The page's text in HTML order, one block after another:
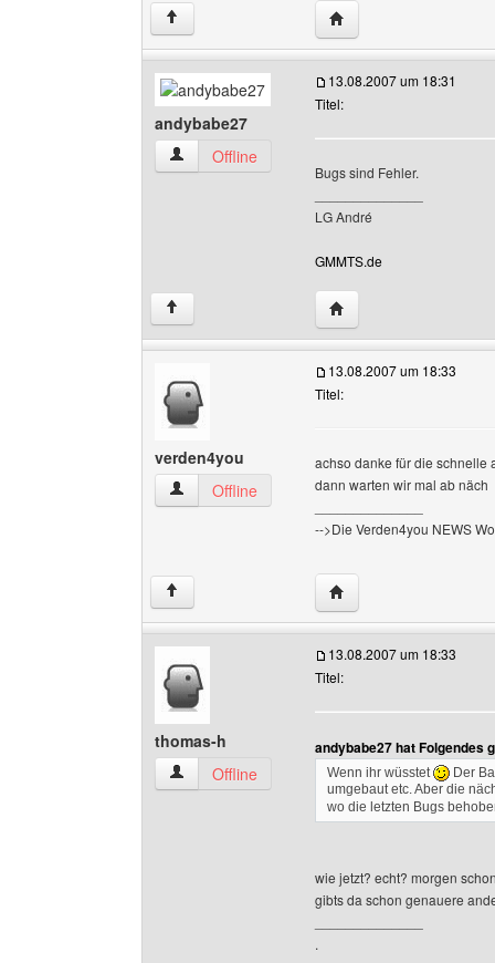
↑ Website dieses
andybabe27
andybabe27 Benutzer-Profile anzeigen
Offline
13.08.2007 um 18:31
Titel:
Bugs sind Fehler.
LG André
GMMTS.de
↑ Website dieses
verden4you
verden4you Benutzer-Profile anzeigen
Offline
13.08.2007 um 18:33
Titel:
achso danke für die schnelle
dann warten wir mal ab näch
-->Die Verden4you NEWS
↑ Website dieses
thomas-h
thomas-h Benutzer-Profile anzeigen
Offline
13.08.2007 um 18:33
Titel:
andybabe27 hat Folgendes
Wenn ihr wüsstet
Der
umgebaut etc. Aber die
wo die letzten Bugs
wie jetzt? echt? morgen
gibts da schon genauere
.